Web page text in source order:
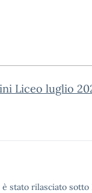
Liceo luglio
stato rilasciato